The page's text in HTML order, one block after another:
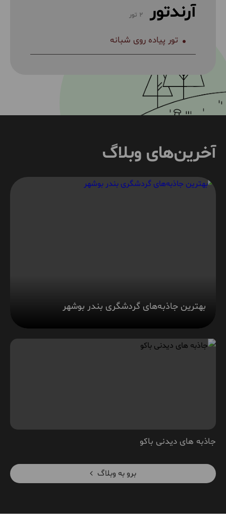
آرندتور
2 تور
تور پیاده روی شبانه
آخرین‌های وبلاگ
بهترین جاذبه‌های گردشگری بندر بوشهر
جاذبه های دیدنی باکو
برو به وبلاگ